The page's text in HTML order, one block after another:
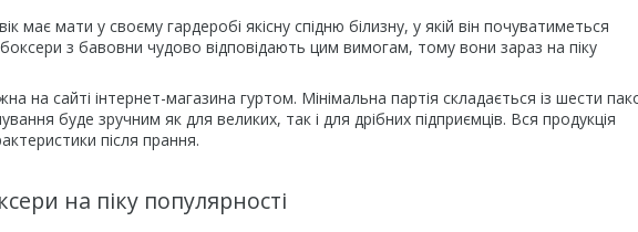
мати у своєму гардеробі якісну спідню білизну, у якій він почуватиметься
з бавовни чудово відповідають цим вимогам, тому вони зараз на піку
на сайті інтернет-магазина гуртом. Мінімальна партія складається із шести
буде зручним як для великих, так і для дрібних підприємців. Вся продукція
після прання.
на піку популярності